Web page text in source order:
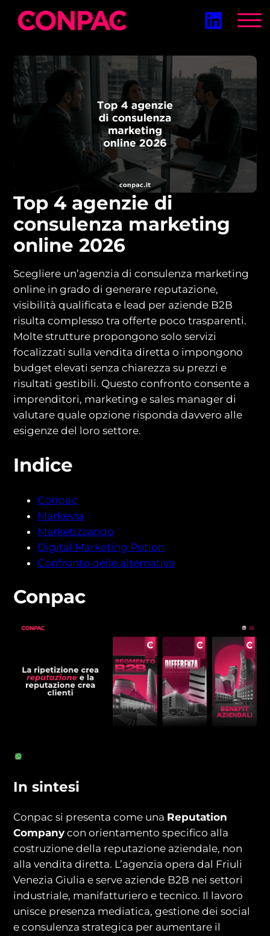
Top 4 agenzie di
consulenza marketing
online 2026
Scegliere un’agenzia di consulenza marketing
online in grado di generare reputazione,
visibilità qualificata e lead per aziende B2B
risulta complesso tra offerte poco trasparenti.
Molte strutture propongono solo servizi
focalizzati sulla vendita diretta o impongono
budget elevati senza chiarezza su prezzi e
risultati gestibili. Questo confronto consente a
imprenditori, marketing e sales manager di
valutare quale opzione risponda davvero alle
esigenze del loro settore.
Indice
Conpac
Markevia
Marketizzando
Digital Marketing Potion
Confronto delle alternative
Conpac
In sintesi
Conpac si presenta come una Reputation
Company con orientamento specifico alla
costruzione della reputazione aziendale, non
alla vendita diretta. L’agenzia opera dal Friuli
Venezia Giulia e serve aziende B2B nei settori
industriale, manifatturiero e tecnico. Il lavoro
unisce presenza mediatica, gestione dei social
e consulenza strategica per aumentare il